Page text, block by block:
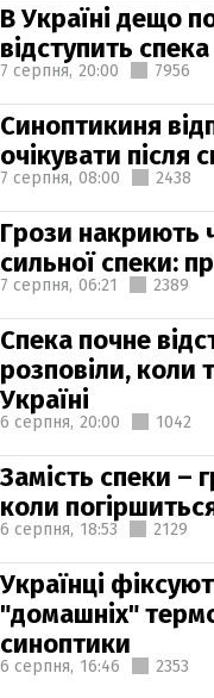
В Україні дещо
відступить спека
7 серпня, 20:00 7956
Синоптикиня
очікувати після
7 серпня, 08:00 2438
Грози накриють
сильної спеки:
7 серпня, 06:21 2389
Спека почне
розповіли, коли
Україні
6 серпня, 20:00 1042
Замість спеки –
коли
6 серпня, 18:53 2129
Українці
"домашніх"
синоптики
6 серпня, 16:46 2353